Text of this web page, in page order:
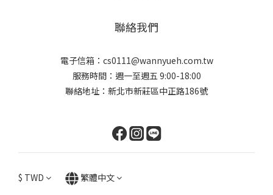
聯絡我們
電子信箱：cs0111@wannyueh.com.tw
服務時間：週一至週五 9:00-18:00
聯絡地址：新北市新莊區中正路186號
$ TWD 繁體中文